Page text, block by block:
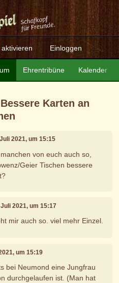
aktivieren Einloggen
Ehrentribüne Kalender
Karten an
2021, um 15:15
von euch auch so,
Geier Tischen bessere
Juli 2021, um 15:17
mir auch so. viel mehr Einzel.
um 15:19
bei Neumond eine Jungfrau
durchgelaufen ist. (Man hat